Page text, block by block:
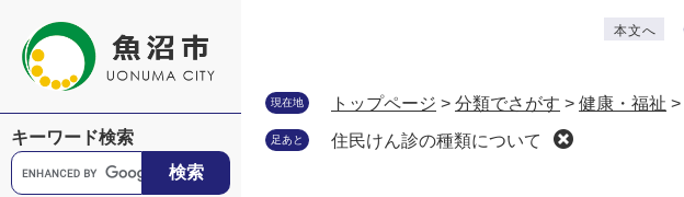
本文へ
キーワード検索
G
o
現在地 トップページ > 分類でさがす > 健康・福祉 >
足あと 住民けん診の種類について